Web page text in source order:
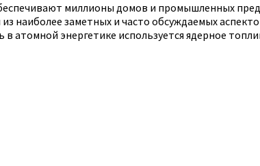
миллионы домов и промышленных
наиболее заметных и часто обсуждаемых
энергетике используется ядерное